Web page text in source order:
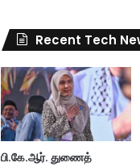
Recent Tech
பி.கே.ஆர். துணைத்